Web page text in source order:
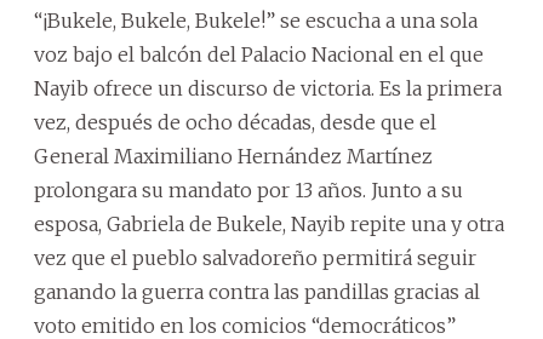
“¡Bukele, Bukele, Bukele!” se escucha a una sola
voz bajo el balcón del Palacio Nacional en el que
Nayib ofrece un discurso de victoria. Es la primera
vez, después de ocho décadas, desde que el
General Maximiliano Hernández Martínez
prolongara su mandato por 13 años. Junto a su
esposa, Gabriela de Bukele, Nayib repite una y otra
vez que el pueblo salvadoreño permitirá seguir
ganando la guerra contra las pandillas gracias al
voto emitido en los comicios “democráticos”